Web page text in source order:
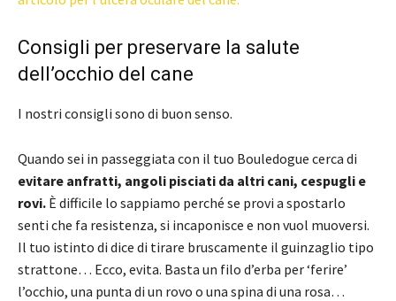
Consigli per preservare la salute
dell’occhio del cane
I nostri consigli sono di buon senso.
Quando sei in passeggiata con il tuo Bouledogue cerca di
evitare anfratti, angoli pisciati da altri cani, cespugli e
rovi. È difficile lo sappiamo perché se provi a spostarlo
senti che fa resistenza, si incaponisce e non vuol muoversi.
Il tuo istinto di dice di tirare bruscamente il guinzaglio tipo
strattone… Ecco, evita. Basta un filo d’erba per ‘ferire’
l’occhio, una punta di un rovo o una spina di una rosa…